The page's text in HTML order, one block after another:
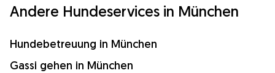
Andere Hundeservices in München
Hundebetreuung in München
Gassi gehen in München